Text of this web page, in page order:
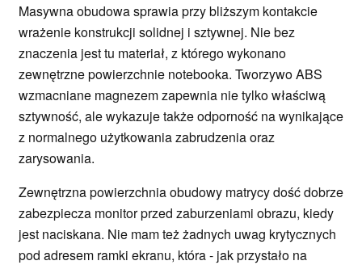
Masywna obudowa sprawia przy bliższym kontakcie
wrażenie konstrukcji solidnej i sztywnej. Nie bez
znaczenia jest tu materiał, z którego wykonano
zewnętrzne powierzchnie notebooka. Tworzywo ABS
wzmacniane magnezem zapewnia nie tylko właściwą
sztywność, ale wykazuje także odporność na wynikające
z normalnego użytkowania zabrudzenia oraz
zarysowania.
Zewnętrzna powierzchnia obudowy matrycy dość dobrze
zabezpiecza monitor przed zaburzeniami obrazu, kiedy
jest naciskana. Nie mam też żadnych uwag krytycznych
pod adresem ramki ekranu, która - jak przystało na